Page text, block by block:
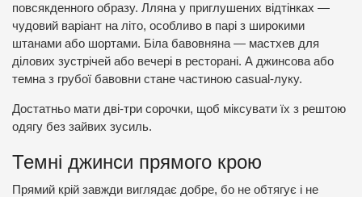
повсякденного образу. Лляна у приглушених відтінках —
чудовий варіант на літо, особливо в парі з широкими
штанами або шортами. Біла бавовняна — мастхев для
ділових зустрічей або вечері в ресторані. А джинсова або
темна з грубої бавовни стане частиною casual-луку.
Достатньо мати дві-три сорочки, щоб міксувати їх з рештою
одягу без зайвих зусиль.
Темні джинси прямого крою
Прямий крій завжди виглядає добре, бо не обтягує і не